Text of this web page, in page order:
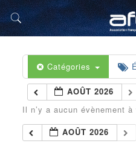
Catégories
AOÛT 2026
Il n’y a aucun évènement
AOÛT 2026